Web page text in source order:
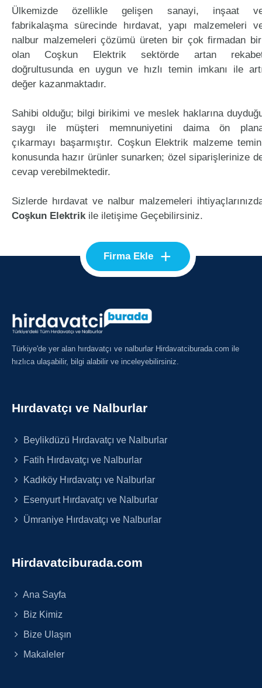
Ülkemizde özellikle gelişen sanayi, inşaat
fabrikalaşma sürecinde hırdavat, yapı malzemeleri
nalbur malzemeleri çözümü üreten bir çok firmadan
olan Coşkun Elektrik sektörde artan
doğrultusunda en uygun ve hızlı temin imkanı ile
değer kazanmaktadır.
Sahibi olduğu; bilgi birikimi ve meslek haklarına
saygı ile müşteri memnuniyetini daima ön
çıkarmayı başarmıştır. Coşkun Elektrik malzeme
konusunda hazır ürünler sunarken; özel siparişlerinize
cevap verebilmektedir.
Sizlerde hırdavat ve nalbur malzemeleri
Coşkun Elektrikile iletişime Geçebilirsiniz.
Firma Ekle +
Türkiye'de yer alan hırdavatçı ve nalburlar Hirdavatciburada.com ile
hızlıca ulaşabilir, bilgi alabilir ve inceleyebilirsiniz.
Hırdavatçı ve Nalburlar
Beylikdüzü Hırdavatçı ve Nalburlar
Fatih Hırdavatçı ve Nalburlar
Kadıköy Hırdavatçı ve Nalburlar
Esenyurt Hırdavatçı ve Nalburlar
Ümraniye Hırdavatçı ve Nalburlar
Hirdavatciburada.com
Ana Sayfa
Biz Kimiz
Bize Ulaşın
Makaleler